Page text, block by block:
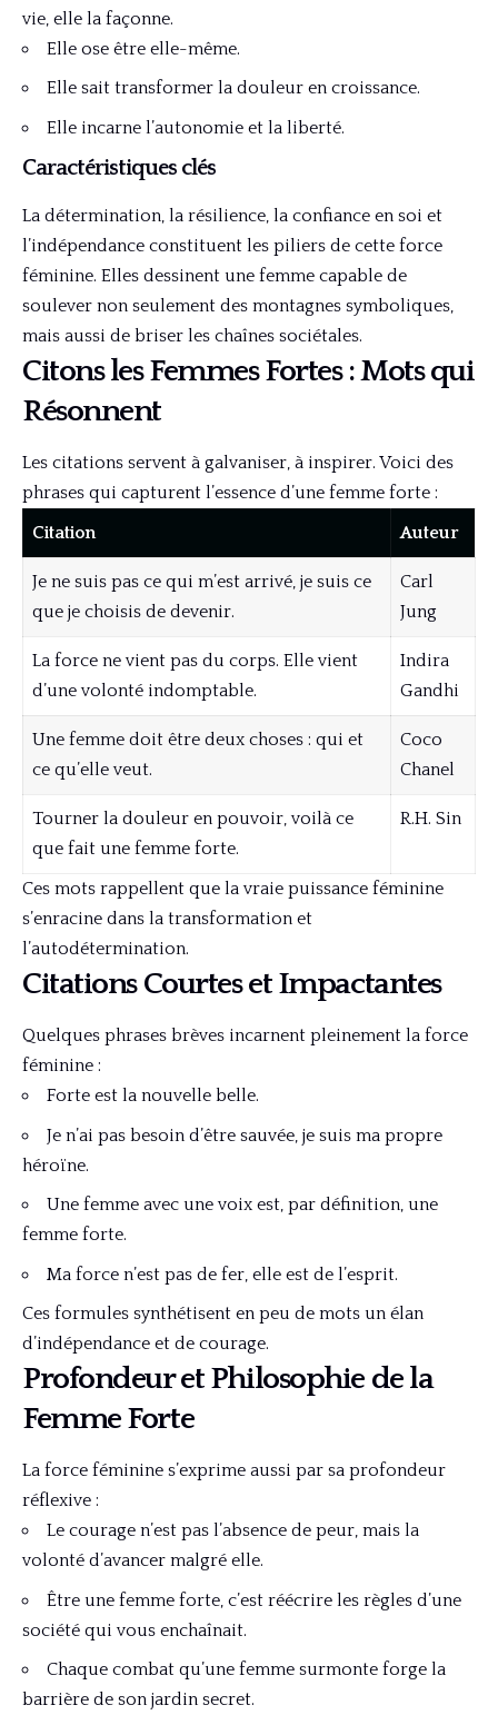
vie, elle la façonne.
Elle ose être elle-même.
Elle sait transformer la douleur en croissance.
Elle incarne l’autonomie et la liberté.
Caractéristiques clés
La détermination, la résilience, la confiance en soi et
l’indépendance constituent les piliers de cette force
féminine. Elles dessinent une femme capable de
soulever non seulement des montagnes symboliques,
mais aussi de briser les chaînes sociétales.
Citons les Femmes Fortes : Mots qui
Résonnent
Les citations servent à galvaniser, à inspirer. Voici des
phrases qui capturent l’essence d’une femme forte :
Citation
Auteur
Je ne suis pas ce qui m’est arrivé, je suis ce
que je choisis de devenir.
Carl
Jung
La force ne vient pas du corps. Elle vient
d’une volonté indomptable.
Indira
Gandhi
Une femme doit être deux choses : qui et
ce qu’elle veut.
Coco
Chanel
Tourner la douleur en pouvoir, voilà ce
que fait une femme forte.
R.H. Sin
Ces mots rappellent que la vraie puissance féminine
s’enracine dans la transformation et
l’autodétermination.
Citations Courtes et Impactantes
Quelques phrases brèves incarnent pleinement la force
féminine :
Forte est la nouvelle belle.
Je n’ai pas besoin d’être sauvée, je suis ma propre
héroïne.
Une femme avec une voix est, par définition, une
femme forte.
Ma force n’est pas de fer, elle est de l’esprit.
Ces formules synthétisent en peu de mots un élan
d’indépendance et de courage.
Profondeur et Philosophie de la
Femme Forte
La force féminine s’exprime aussi par sa profondeur
réflexive :
Le courage n’est pas l’absence de peur, mais la
volonté d’avancer malgré elle.
Être une femme forte, c’est réécrire les règles d’une
société qui vous enchaînait.
Chaque combat qu’une femme surmonte forge la
barrière de son jardin secret.